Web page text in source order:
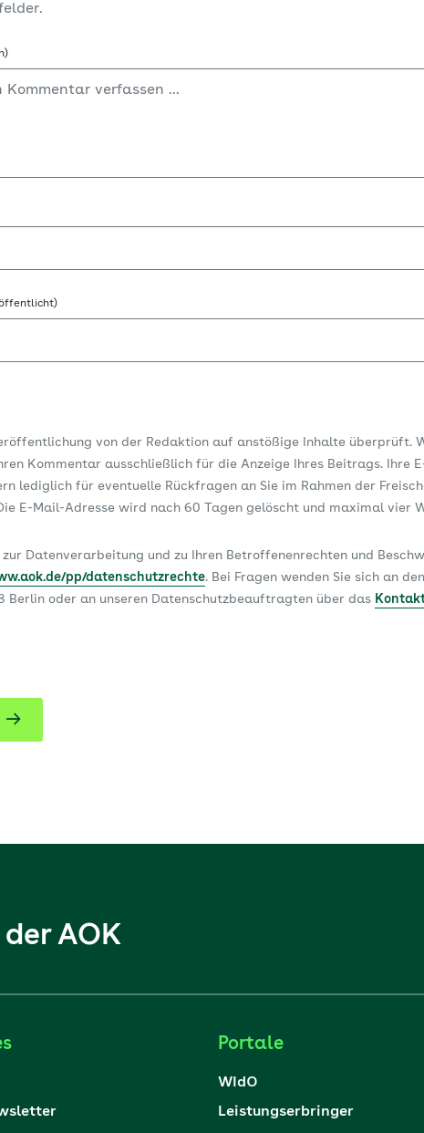
von der Redaktion auf anstößige Inhalte überprüft.
Kommentar ausschließlich für die Anzeige Ihres Beitrags. Ihre
lediglich für eventuelle Rückfragen an Sie im Rahmen der
E-Mail-Adresse wird nach 60 Tagen gelöscht und maximal vier
Datenverarbeitung und zu Ihren Betroffenenrechten und
pp/datenschutzrechte. Bei Fragen wenden Sie sich an
Berlin oder an unseren Datenschutzbeauftragten über das
AOK
Portale
WIdO
Leistungserbringer